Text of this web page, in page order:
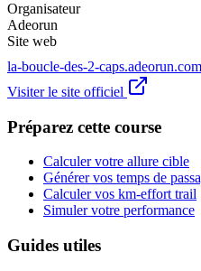
Organisateur
Adeorun
Site web
la-boucle-des-2-caps.adeorun.com
Visiter le site officiel
Préparez cette course
Calculer votre allure cible
Générer vos temps de
Calculer vos km-effort trail
Simuler votre performance
Guides utiles